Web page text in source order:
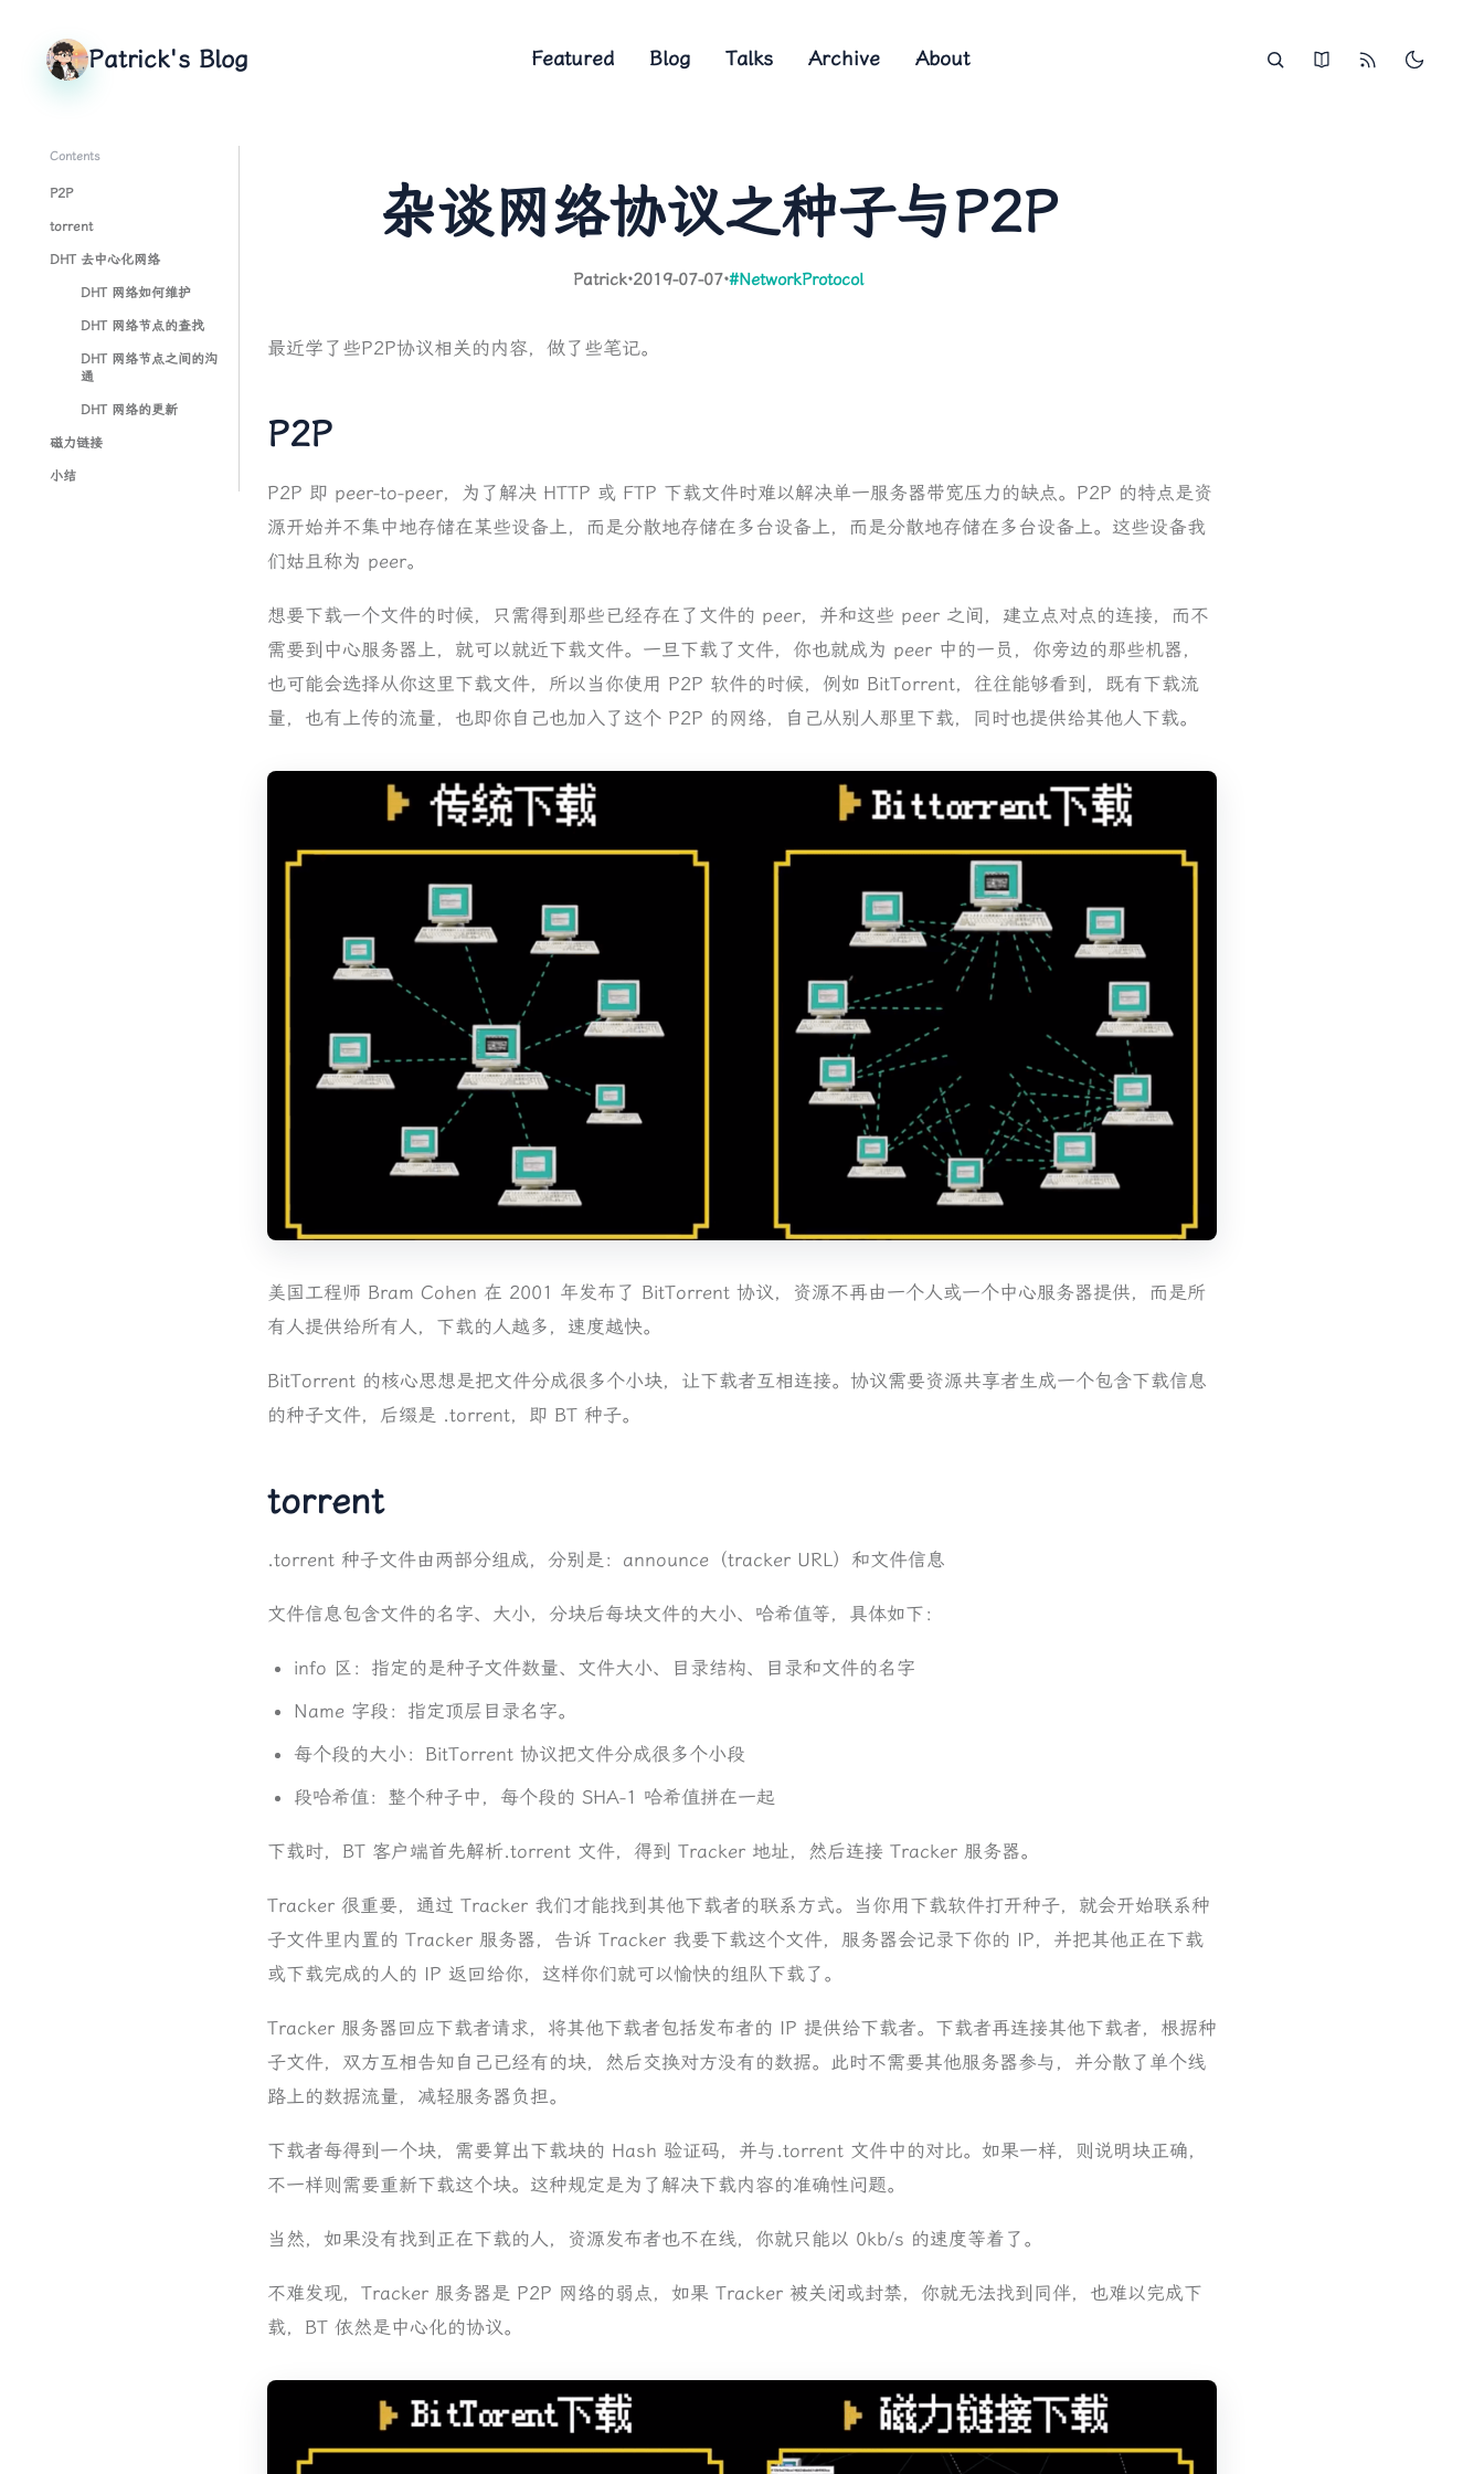
Patrick's Blog Featured Blog Talks Archive About
杂谈网络协议之种子与P2P
Patrick·2019-07-07·#NetworkProtocol
Contents
P2P
torrent
DHT 去中心化网络
DHT 网络如何维护
DHT 网络节点的查找
DHT 网络节点之间的沟
通
DHT 网络的更新
磁力链接
小结
最近学了些P2P协议相关的内容，做了些笔记。
P2P
P2P 即 peer-to-peer，为了解决 HTTP 或 FTP 下载文件时难以解决单一服务器带宽压力的缺点。P2P 的特点是资
源开始并不集中地存储在某些设备上，而是分散地存储在多台设备上，而是分散地存储在多台设备上。这些设备我
们姑且称为 peer。
想要下载一个文件的时候，只需得到那些已经存在了文件的 peer，并和这些 peer 之间，建立点对点的连接，而不
需要到中心服务器上，就可以就近下载文件。一旦下载了文件，你也就成为 peer 中的一员，你旁边的那些机器，
也可能会选择从你这里下载文件，所以当你使用 P2P 软件的时候，例如 BitTorrent，往往能够看到，既有下载流
量，也有上传的流量，也即你自己也加入了这个 P2P 的网络，自己从别人那里下载，同时也提供给其他人下载。
美国工程师 Bram Cohen 在 2001 年发布了 BitTorrent 协议，资源不再由一个人或一个中心服务器提供，而是所
有人提供给所有人，下载的人越多，速度越快。
BitTorrent 的核心思想是把文件分成很多个小块，让下载者互相连接。协议需要资源共享者生成一个包含下载信息
的种子文件，后缀是 .torrent，即 BT 种子。
torrent
.torrent 种子文件由两部分组成，分别是：announce（tracker URL）和文件信息
文件信息包含文件的名字、大小，分块后每块文件的大小、哈希值等，具体如下：
info 区：指定的是种子文件数量、文件大小、目录结构、目录和文件的名字
Name 字段：指定顶层目录名字。
每个段的大小：BitTorrent 协议把文件分成很多个小段
段哈希值：整个种子中，每个段的 SHA-1 哈希值拼在一起
下载时，BT 客户端首先解析.torrent 文件，得到 Tracker 地址，然后连接 Tracker 服务器。
Tracker 很重要，通过 Tracker 我们才能找到其他下载者的联系方式。当你用下载软件打开种子，就会开始联系种
子文件里内置的 Tracker 服务器，告诉 Tracker 我要下载这个文件，服务器会记录下你的 IP，并把其他正在下载
或下载完成的人的 IP 返回给你，这样你们就可以愉快的组队下载了。
Tracker 服务器回应下载者请求，将其他下载者包括发布者的 IP 提供给下载者。下载者再连接其他下载者，根据种
子文件，双方互相告知自己已经有的块，然后交换对方没有的数据。此时不需要其他服务器参与，并分散了单个线
路上的数据流量，减轻服务器负担。
下载者每得到一个块，需要算出下载块的 Hash 验证码，并与.torrent 文件中的对比。如果一样，则说明块正确，
不一样则需要重新下载这个块。这种规定是为了解决下载内容的准确性问题。
当然，如果没有找到正在下载的人，资源发布者也不在线，你就只能以 0kb/s 的速度等着了。
不难发现，Tracker 服务器是 P2P 网络的弱点，如果 Tracker 被关闭或封禁，你就无法找到同伴，也难以完成下
载，BT 依然是中心化的协议。